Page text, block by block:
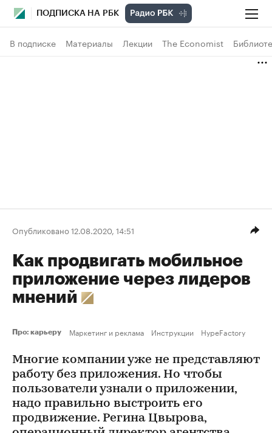
ПОДПИСКА НА РБК
В подписке Материалы Лекции The Economist
Опубликовано 12.08.2020, 14:51
Как продвигать мобильное
приложение через лидеров
мнений
Про: карьеру Маркетинг и реклама Инструкции HypeFactory
Многие компании уже не представляют
работу без приложения. Но чтобы
пользователи узнали о приложении,
надо правильно выстроить его
продвижение. Регина Цвырова,